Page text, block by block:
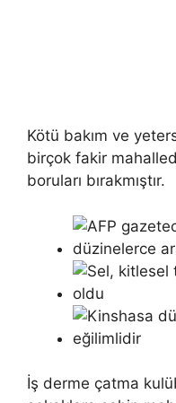
Kötü bakım ve
birçok fakir
boruları bırakmıştır.
İş derme çatma